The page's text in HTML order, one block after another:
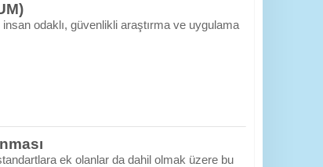
odaklı, güvenlikli araştırma ve uygulama
ek olanlar da dahil olmak üzere bu